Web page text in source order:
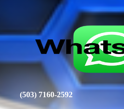
(503) 7160-2592